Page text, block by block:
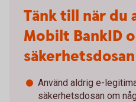
Tänk till när du
Mobilt BankID
säkerhetsdosan
Använd aldrig e-
säkerhetsdosan om